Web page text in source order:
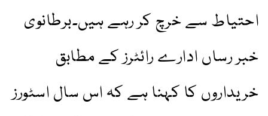
احتیاط سے خرچ کر رہے ہیں۔برطانوی
خبر رساں ادارے رائٹرز کے مطابق
خریداروں کا کہنا ہے کہ اس سال اسٹورز